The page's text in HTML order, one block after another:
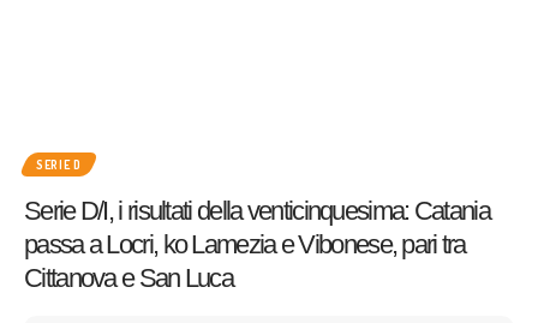
SERIE D
Serie D/I, i risultati della venticinquesima: Catania
passa a Locri, ko Lamezia e Vibonese, pari tra
Cittanova e San Luca